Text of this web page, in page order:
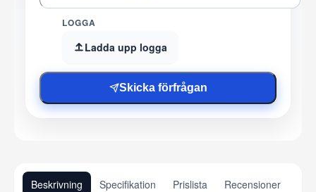
LOGGA
Ladda upp logga
Skicka förfrågan
Beskrivning Specifikation Prislista Recensioner